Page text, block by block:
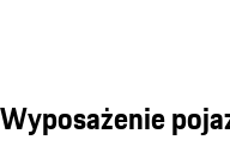
Wyposażenie